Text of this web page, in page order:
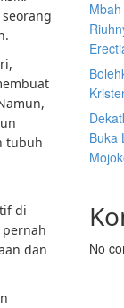
tubuh
di
dan
Buka
No